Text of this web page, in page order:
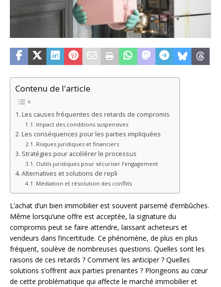
Contenu de l'article
Les causes fréquentes des retards de compromis
Impact des conditions suspensives
Les conséquences pour les parties impliquées
Risques juridiques et financiers
Stratégies pour accélérer le processus
Outils juridiques pour sécuriser l’engagement
Alternatives et solutions de repli
Médiation et résolution des conflits
L’achat d’un bien immobilier est souvent parsemé d’embûches.
Même lorsqu’une offre est acceptée, la signature du
compromis peut se faire attendre, laissant acheteurs et
vendeurs dans l’incertitude. Ce phénomène, de plus en plus
fréquent, soulève de nombreuses questions. Quelles sont les
raisons de ces retards ? Comment les anticiper ? Quelles
solutions s’offrent aux parties prenantes ? Plongeons au cœur
de cette problématique qui affecte le marché immobilier et